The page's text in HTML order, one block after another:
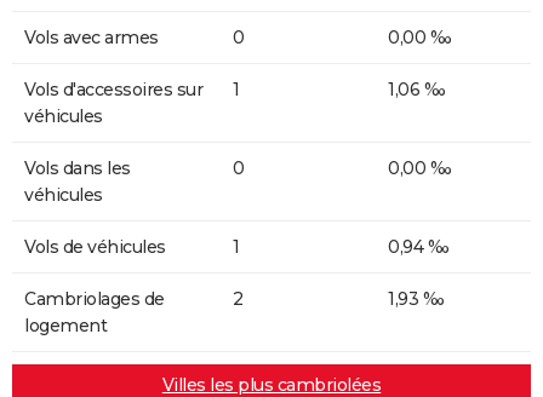
Vols avec armes 0 0,00 ‰
Vols d'accessoires sur
véhicules
1 1,06 ‰
Vols dans les
véhicules
0 0,00 ‰
Vols de véhicules 1 0,94 ‰
Cambriolages de
logement
2 1,93 ‰
Villes les plus cambriolées